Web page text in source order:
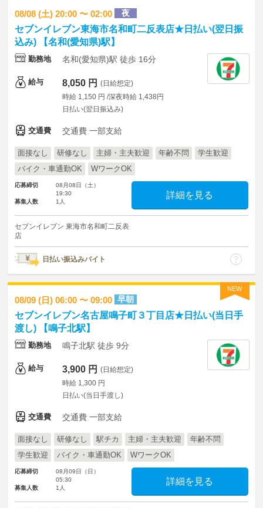
08/08 (土) 20:00 〜 02:00 夜
セブンイレブン東海市名和町二反表店★日払い(翌日振
込み) 【名和(愛知県)駅】
勤務地 名和(愛知県)駅 徒歩 16分
給与 8,050 円 (日給想定)
時給 1,150 円 /深夜時給 1,438円
日払い(翌日振込み)
交通費 交通費 一部支給
面接なし 研修なし 主婦・主夫歓迎 年齢不問
学生歓迎
バイク・車通勤OK
WワークOK
応募締切
08月08日（土）
19:30
募集人数
1人
詳細を見る
セブンイレブン 東海市名和町二反表
店
日払い振込みバイト
NEW
08/09 (日) 06:00 〜 09:00 早朝
セブンイレブン名古屋鳴子町３丁目店★日払い(当日手
渡し) 【鳴子北駅】
勤務地 鳴子北駅 徒歩 9分
給与 3,900 円 (日給想定)
時給 1,300 円
日払い(当日手渡し)
交通費 交通費 一部支給
面接なし 研修なし 駅チカ 主婦・主夫歓迎
年齢不問
学生歓迎
バイク・車通勤OK WワークOK
応募締切
08月09日（日）
05:30
募集人数
1人
詳細を見る